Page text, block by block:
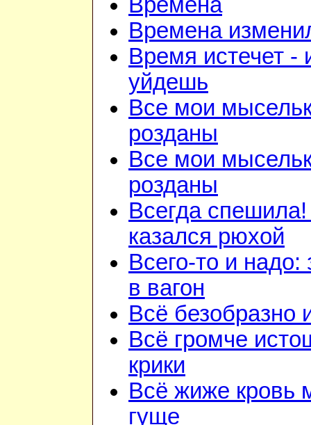
Времена
Времена
Время истечет -
уйдешь
Все мои
розданы
Все мои
розданы
Всегда
казался рюхой
Всего-то и надо:
в вагон
Всё безобразно
Всё громче
крики
Всё жиже кровь
гуще